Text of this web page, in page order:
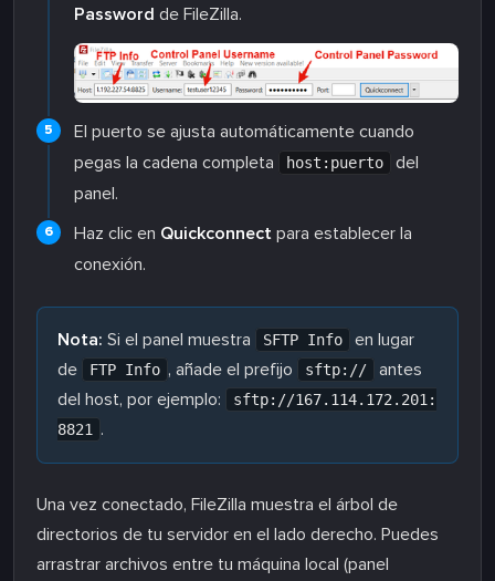
Password de FileZilla.
El puerto se ajusta automáticamente cuando
pegas la cadena completa
host:puerto
del
panel.
Haz clic en Quickconnect para establecer la
conexión.
Nota: Si el panel muestra SFTP Info
en lugar
de
FTP Info , añade el prefijo sftp://
antes
del host, por ejemplo:
sftp://167.114.172.201:
8821
.
Una vez conectado, FileZilla muestra el árbol de
directorios de tu servidor en el lado derecho. Puedes
arrastrar archivos entre tu máquina local (panel